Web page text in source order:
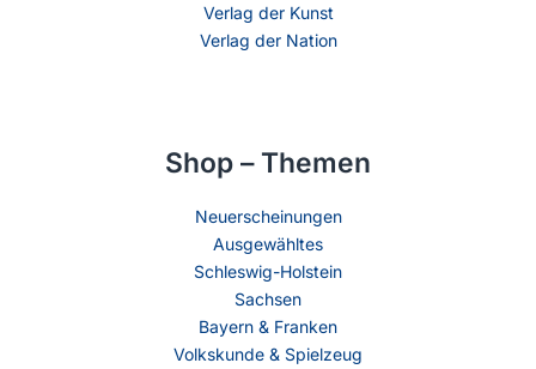
Verlag der Kunst
Verlag der Nation
Shop – Themen
Neuerscheinungen
Ausgewähltes
Schleswig-Holstein
Sachsen
Bayern & Franken
Volkskunde & Spielzeug